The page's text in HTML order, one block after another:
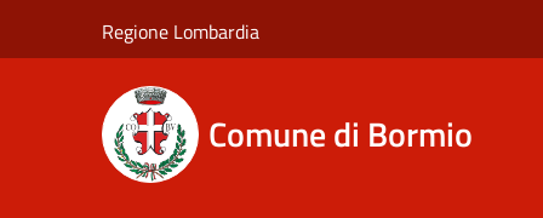
Regione Lombardia
Comune di Bormio